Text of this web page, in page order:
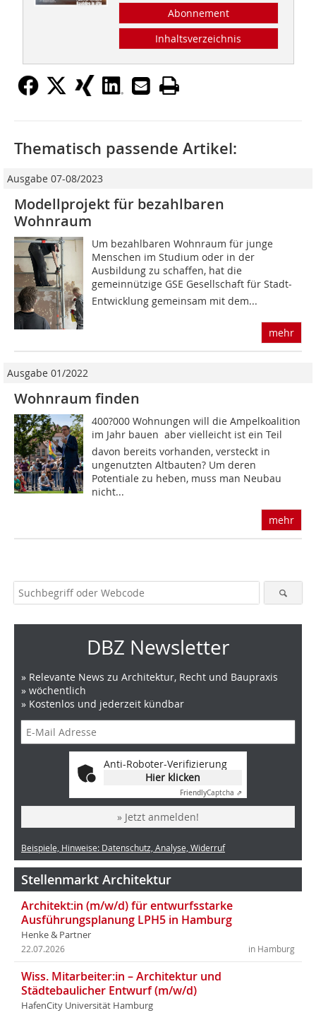
Abonnement
Inhaltsverzeichnis
Thematisch passende Artikel:
Ausgabe 07-08/2023
Modellprojekt für bezahlbaren
Wohnraum
Um bezahlbaren Wohnraum für junge
Menschen im Studium oder in der
Ausbildung zu schaffen, hat die
gemeinnützige GSE Gesellschaft für Stadt­
Entwicklung gemeinsam mit dem...
mehr
Ausgabe 01/2022
Wohnraum finden
400?000 Wohnungen will die Ampelkoalition
im Jahr bauen  aber vielleicht ist ein Teil
davon bereits vorhanden, versteckt in
ungenutzten Altbauten? Um deren
Potentiale zu heben, muss man Neubau
nicht...
mehr
DBZ Newsletter
» Relevante News zu Architektur, Recht und Baupraxis
» wöchentlich
» Kostenlos und jederzeit kündbar
Anti-Roboter-Verifizierung
Hier klicken
FriendlyCaptcha ⇗
» Jetzt anmelden!
Beispiele, Hinweise: Datenschutz, Analyse, Widerruf
Stellenmarkt Architektur
Architekt:in (m/w/d) für entwurfsstarke
Ausführungsplanung LPH5 in Hamburg
Henke & Partner
in Hamburg
22.07.2026
Wiss. Mitarbeiter:in – Architektur und
Städtebaulicher Entwurf (m/w/d)
HafenCity Universität Hamburg